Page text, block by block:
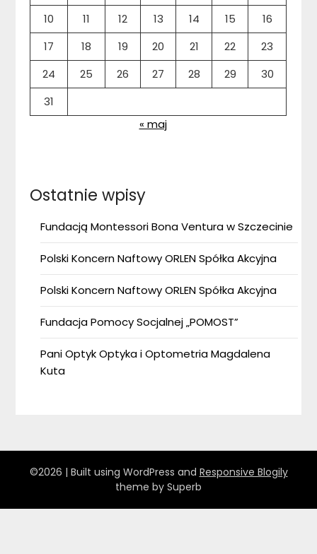
10
11 12 13 14 15
16
17
18 19 20 21 22
23
24
25 26 27 28 29
30
31
« maj
Ostatnie wpisy
Fundacją Montessori Bona Ventura w Szczecinie
Polski Koncern Naftowy ORLEN Spółka Akcyjna
Polski Koncern Naftowy ORLEN Spółka Akcyjna
Fundacja Pomocy Socjalnej „POMOST”
Pani Optyk Optyka i Optometria Magdalena
Kuta
©2026 | Built using WordPress and Responsive Blogily
theme by Superb